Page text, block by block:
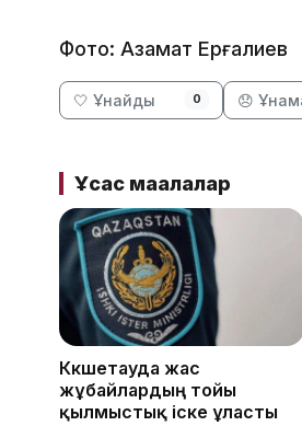
Фото: Азамат Ерғалиев
🤍 Ұнайды 0 😞
Ұқсас мақалалар
Көкшетауда жас
жұбайлардың тойы
қылмыстық іске ұласты